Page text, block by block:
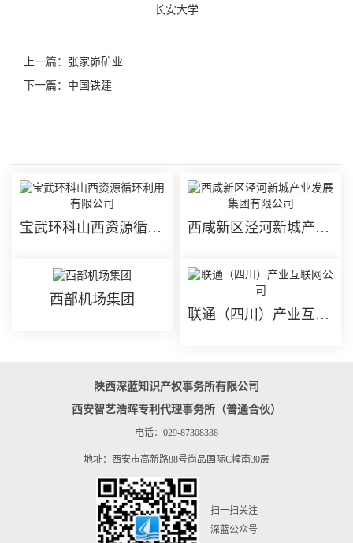
长安大学
上一篇： 张家峁矿业
下一篇： 中国铁建
宝武环科山西资源循环利用有限公司 西咸新区泾河新城产业发展集团有限公司
西部机场集团
联通（四川）产业互联网公司
陕西深蓝知识产权事务所有限公司
西安智艺浩晖专利代理事务所（普通合伙）
电话：029-87308338
地址：西安市高新路88号尚品国际C幢南30层
扫一扫关注
深蓝公众号